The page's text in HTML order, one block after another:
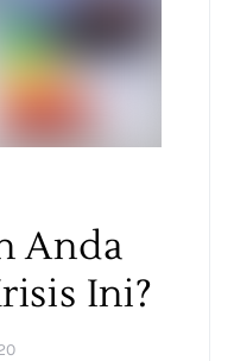
Anda
Ini?